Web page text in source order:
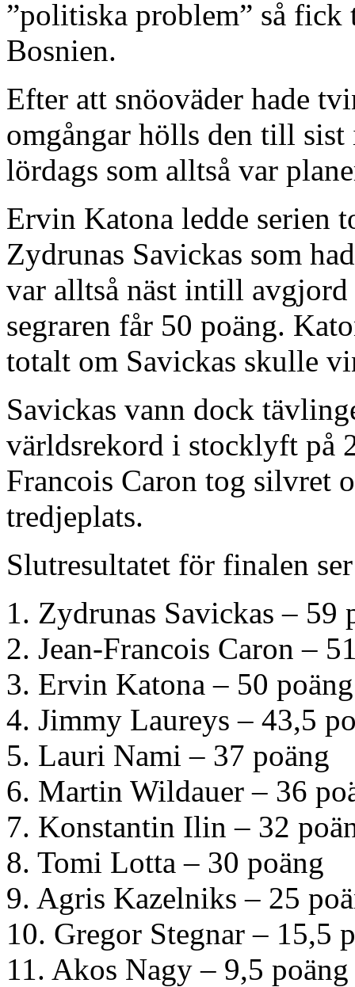
”politiska problem” så
Bosnien.
Efter att snöoväder hade
omgångar hölls den till
lördags som alltså var
Ervin Katona ledde serien
Zydrunas Savickas som
var alltså näst intill
segraren får 50 poäng.
totalt om Savickas skulle
Savickas vann dock
världsrekord i stocklyft på
Francois Caron tog silvret
tredjeplats.
Slutresultatet för finalen
1. Zydrunas Savickas – 59
2. Jean-Francois Caron –
3. Ervin Katona – 50 poäng
4. Jimmy Laureys – 43,5
5. Lauri Nami – 37 poäng
6. Martin Wildauer – 36
7. Konstantin Ilin – 32
8. Tomi Lotta – 30 poäng
9. Agris Kazelniks – 25
10. Gregor Stegnar – 15,5
11. Akos Nagy – 9,5 poäng